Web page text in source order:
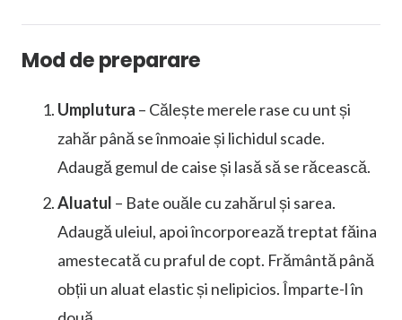
Mod de preparare
Umplutura – Călește merele rase cu unt și
zahăr până se înmoaie și lichidul scade.
Adaugă gemul de caise și lasă să se răcească.
Aluatul – Bate ouăle cu zahărul și sarea.
Adaugă uleiul, apoi încorporează treptat făina
amestecată cu praful de copt. Frământă până
obții un aluat elastic și nelipicios. Împarte-l în